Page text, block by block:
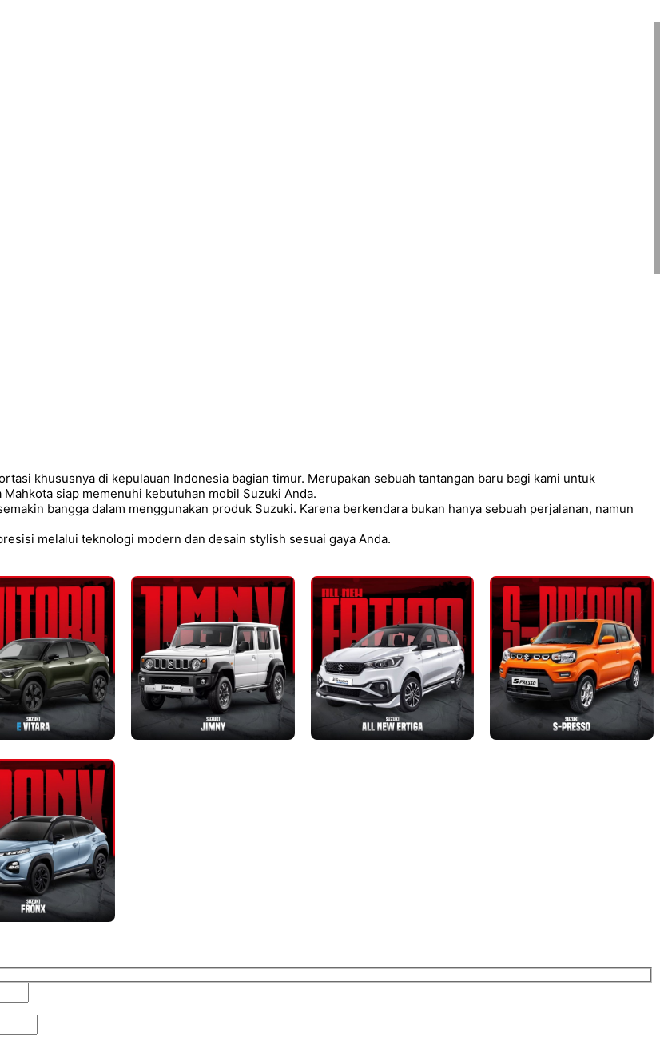
khususnya di kepulauan Indonesia bagian timur. Merupakan sebuah tantangan baru bagi kami untuk
siap memenuhi kebutuhan mobil Suzuki Anda.
bangga dalam menggunakan produk Suzuki. Karena berkendara bukan hanya sebuah perjalanan, namun
melalui teknologi modern dan desain stylish sesuai gaya Anda.